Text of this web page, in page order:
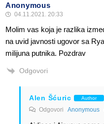
Anonymous
04.11.2021. 20:33
Molim vas koja je razlika
na uvid javnosti ugovor sa
milijuna putnika. Pozdrav
Odgovori
Alen Šćuric Author
Odgovori Anonymous